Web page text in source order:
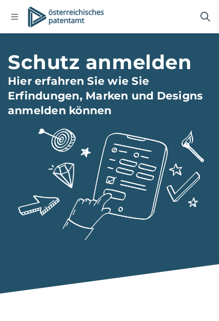
Open
navigation
Logo
Schutz anmelden
Hier erfahren Sie wie Sie
Erfindungen, Marken und Designs
anmelden können